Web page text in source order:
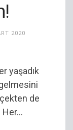
2020
yaşadık
de